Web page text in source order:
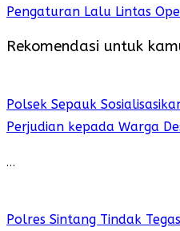
Pengaturan Lalu Lintas
Rekomendasi untuk
Polsek Sepauk
Perjudian kepada Warga
…
Polres Sintang Tindak